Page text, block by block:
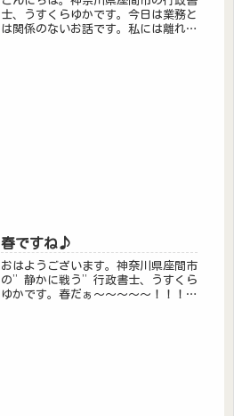
士、うすくらゆかです。今日は業務と
は関係のないお話です。私には離れて
春ですね♪
おはようございます。神奈川県座間市
の”静かに戦う”行政書士、うすくら
ゆかです。春だぁ～～～～～！！！！